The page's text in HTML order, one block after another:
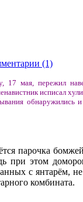
(1)
17 мая, пережил
исписал
обнаружились
парочка
при этом
с янтарём,
комбината.